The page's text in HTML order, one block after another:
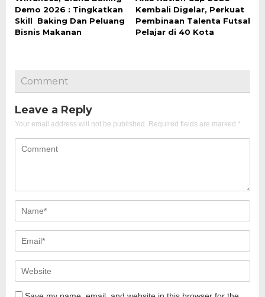
Demo 2026 : Tingkatkan
Skill Baking Dan Peluang
Bisnis Makanan
Kembali Digelar, Perkuat
Pembinaan Talenta Futsal
Pelajar di 40 Kota
Comment
Leave a Reply
Your email address will not be published. Required fields are marked *